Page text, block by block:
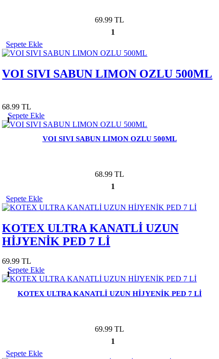
69.99 TL
1
Sepete Ekle
VOI SIVI SABUN LIMON OZLU 500ML
68.99 TL
1
Sepete Ekle
VOI SIVI SABUN LIMON OZLU 500ML
68.99 TL
1
Sepete Ekle
KOTEX ULTRA KANATLİ UZUN
HİJYENİK PED 7 Lİ
69.99 TL
1
Sepete Ekle
KOTEX ULTRA KANATLİ UZUN HİJYENİK PED 7 Lİ
69.99 TL
1
Sepete Ekle